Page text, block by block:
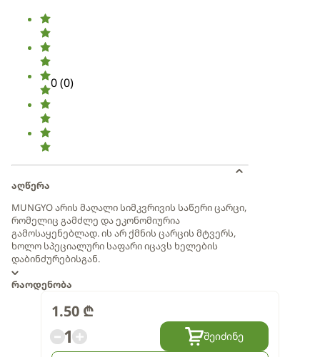
0(0)
აღწერა
MUNGYO არის მაღალი სიმკვრივის საწერი ცარცი,
რომელიც გამძლე და ეკონომიურია
გამოსაყენებლად. ის არ ქმნის ცარცის მტვერს,
ხოლო სპეციალური საფარი იცავს ხელების
დაბინძურებისგან.
რაოდენობა
1.50 ₾
1 შეიძინე